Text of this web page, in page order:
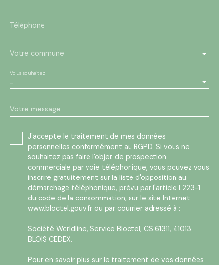
Téléphone
Votre commune
-
Vous souhaitez
Votre message
J'accepte le traitement de mes données
personnelles conformément au RGPD. Si vous ne
souhaitez pas faire l'objet de prospection
commerciale par voie téléphonique, vous pouvez vous
inscrire gratuitement sur la liste d'opposition au
démarchage téléphonique, prévu par l'article L223-1
du code de la consommation, sur le site Internet
www.bloctel.gouv.fr ou par courrier adressé à :
Société Worldline, Service Bloctel, CS 61311, 41013
BLOIS CEDEX.
Pour en savoir plus sur le traitement de vos données